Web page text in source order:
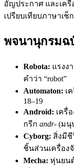
อัญประกาศ และเค
เปรียบเทียบภาษาเ
พจนานุกรมฉ
Robota: แรงง
คำว่า “robot”
Automaton: เ
18–19
Android: เครื่
กรีก andr- (มนุ
Cyborg: สิ่งมีชี
ชิ้นส่วนเครื่อง
Mecha: หุ่นยน